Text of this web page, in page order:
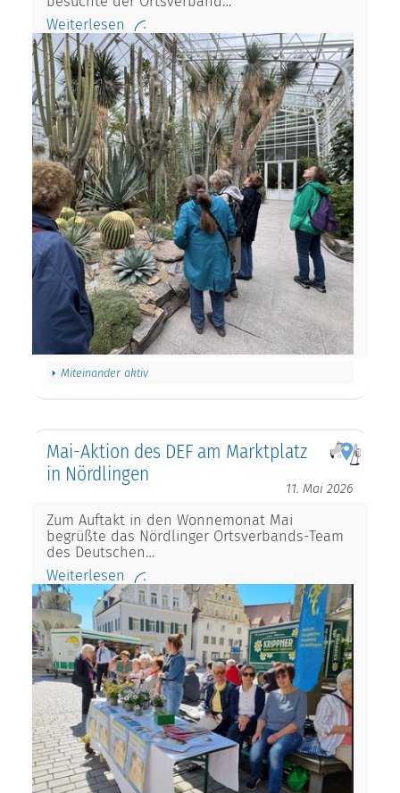
Weiterlesen
Miteinander aktiv
Mai-Aktion des DEF am Marktplatz
in Nördlingen
11. Mai 2026
Zum Auftakt in den Wonnemonat Mai
begrüßte das Nördlinger Ortsverbands-Team
des Deutschen…
Weiterlesen